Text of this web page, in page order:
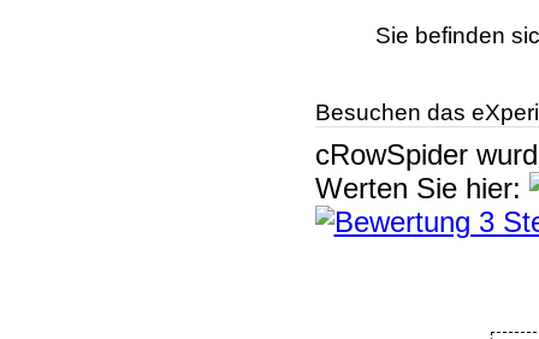
Sie befinden
Besuchen das
cRowSpider
Werten Sie hier: